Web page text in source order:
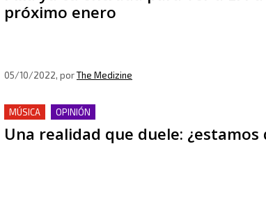
próximo enero
05/10/2022, porThe Medizine
MÚSICA OPINIÓN
Una realidad que duele: